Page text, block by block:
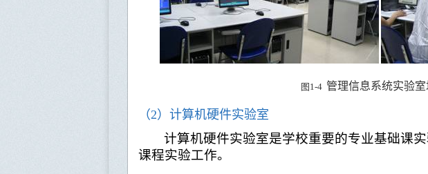
图 1-4 管理信息系统实验室
（2）计算机硬件实验室
计算机硬件实验室是学校重要的专业基础课
课程实验工作。